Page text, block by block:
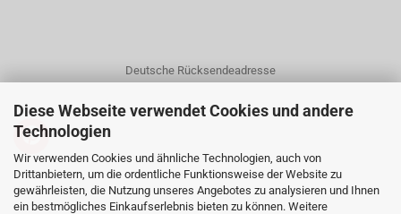
Diese Webseite verwendet Cookies und andere
Technologien
Wir verwenden Cookies und ähnliche Technologien, auch von
Drittanbietern, um die ordentliche Funktionsweise der Website zu
gewährleisten, die Nutzung unseres Angebotes zu analysieren und Ihnen
ein bestmögliches Einkaufserlebnis bieten zu können. Weitere
Deutsche Rücksendeadresse
Kontakt